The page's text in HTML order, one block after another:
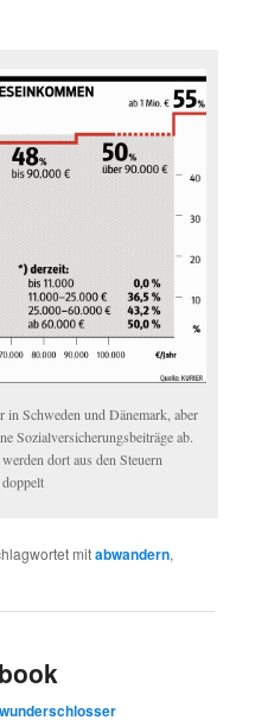
in Schweden und Dänemark, aber
Sozialversicherungsbeiträge ab.
dort aus den Steuern
mitabwandern,
wunderschlosser